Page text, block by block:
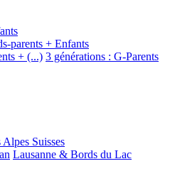
parents + Enfants
+ (...) 3 générations : G-Parents
Alpes Suisses
Lausanne & Bords du Lac